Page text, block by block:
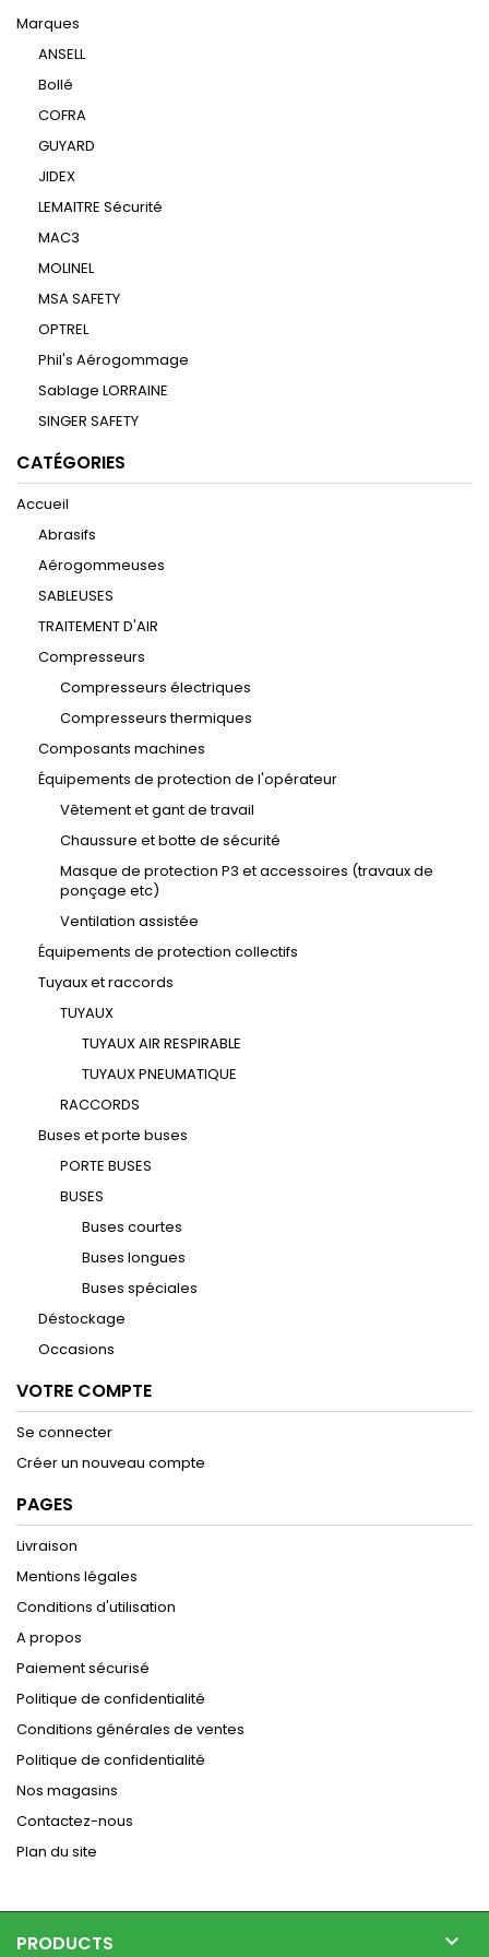
Marques
ANSELL
Bollé
COFRA
GUYARD
JIDEX
LEMAITRE Sécurité
MAC3
MOLINEL
MSA SAFETY
OPTREL
Phil's Aérogommage
Sablage LORRAINE
SINGER SAFETY
CATÉGORIES
Accueil
Abrasifs
Aérogommeuses
SABLEUSES
TRAITEMENT D'AIR
Compresseurs
Compresseurs électriques
Compresseurs thermiques
Composants machines
Équipements de protection de l'opérateur
Vêtement et gant de travail
Chaussure et botte de sécurité
Masque de protection P3 et accessoires (travaux de
ponçage etc)
Ventilation assistée
Équipements de protection collectifs
Tuyaux et raccords
TUYAUX
TUYAUX AIR RESPIRABLE
TUYAUX PNEUMATIQUE
RACCORDS
Buses et porte buses
PORTE BUSES
BUSES
Buses courtes
Buses longues
Buses spéciales
Déstockage
Occasions
VOTRE COMPTE
Se connecter
Créer un nouveau compte
PAGES
Livraison
Mentions légales
Conditions d'utilisation
A propos
Paiement sécurisé
Politique de confidentialité
Conditions générales de ventes
Politique de confidentialité
Nos magasins
Contactez-nous
Plan du site
PRODUCTS 